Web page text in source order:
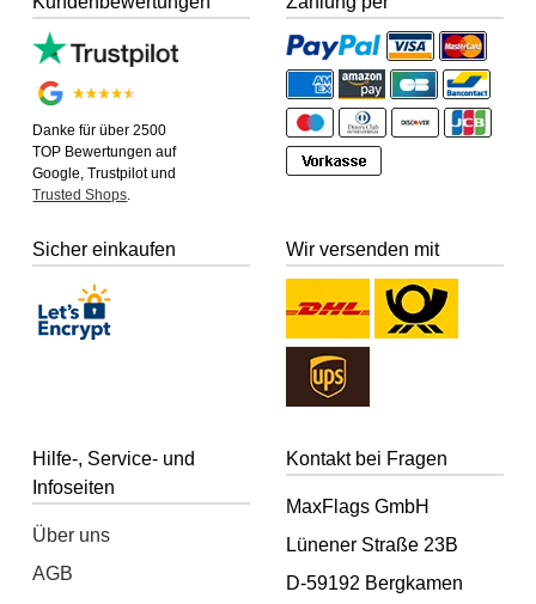
Danke für über 2500
TOP Bewertungen auf
Google, Trustpilot und
Trusted Shops.
Sicher einkaufen Wir versenden mit
Hilfe-, Service- und
Infoseiten
Über uns
AGB
Kontakt bei Fragen
MaxFlags GmbH
Lünener Straße 23B
D-59192 Bergkamen